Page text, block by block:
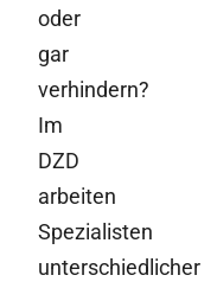
oder
gar
verhindern?
Im
DZD
arbeiten
Spezialisten
unterschiedlicher